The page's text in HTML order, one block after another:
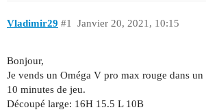
Vladimir29 Janvier 20, 2021, 10:15
#1
Bonjour,
Je vends un Oméga V pro max rouge dans
10 minutes de jeu.
Découpé large: 16H 15.5 L 10B